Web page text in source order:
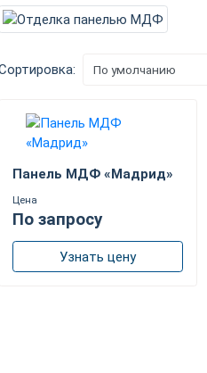
Панель МДФ «Мадрид»
Цена
По запросу
Узнать цену